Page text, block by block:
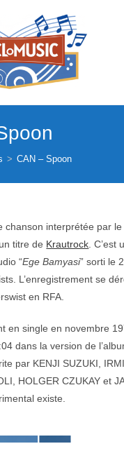
> CAN – Spoon
chanson interprétée par
titre de Krautrock .
“Ege Bamyasi” sorti le
L’enregistrement se
en RFA.
en single en novembre
dans la version de
par KENJI SUZUKI,
HOLGER CZUKAY et
existe.